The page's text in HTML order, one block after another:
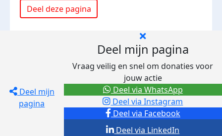
Deel deze pagina
Deel mijn
pagina
Deel mijn pagina
Vraag veilig en snel om donaties voor
jouw actie
Deel via Facebook
Deel via Instagram
Deel via LinkedIn
Deel via WhatsApp